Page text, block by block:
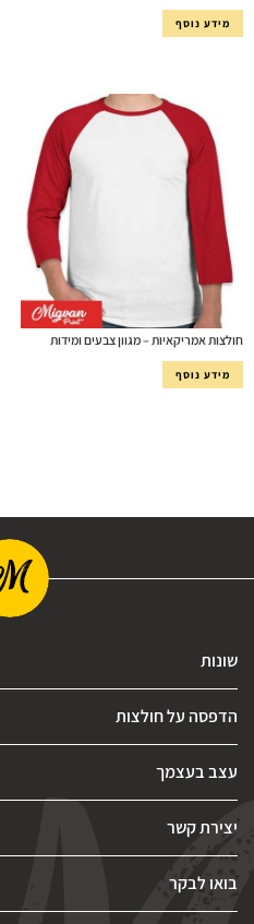
מידע נוסף
חולצות אמריקאיות – מגוון צבעים ומידות
מידע נוסף
שונות
הדפסה על חולצות
עצב בעצמך
יצירת קשר
בואו לבקר